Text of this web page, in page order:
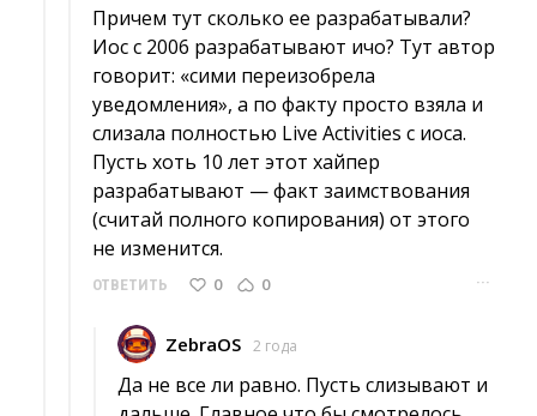
Причем тут сколько ее разрабатывали?
Иос с 2006 разрабатывают ичо? Тут автор
говорит: «сими переизобрела
уведомления», а по факту просто взяла и
слизала полностью Live Activities с иоса.
Пусть хоть 10 лет этот хайпер
разрабатывают — факт заимствования
(считай полного копирования) от этого
не изменится.
ОТВЕТИТЬ 0 0 ···
ZebraOS 2 года
Да не все ли равно. Пусть слизывают и